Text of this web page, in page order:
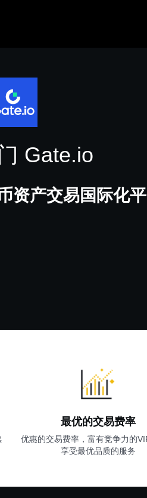
Gate.io
资产交易国际化
最优的交易费率
优惠的交易费率，富有竞争力的
享受最优品质的服务